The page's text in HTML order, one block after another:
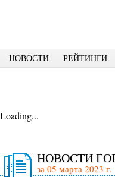
НОВОСТИ РЕЙТИНГИ
Loading...
НОВОСТИ
за 05 марта 2023 г.